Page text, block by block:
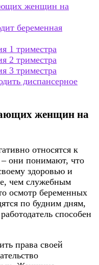
женщин на
беременная
1 триместра
2 триместра
3 триместра
диспансерное
женщин на
относятся к
– они понимают, что
здоровью и
чем служебным
осмотр беременных
по будним дням,
способен
права своей